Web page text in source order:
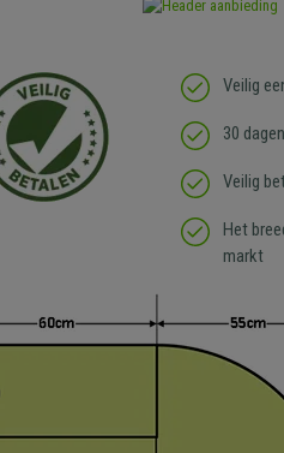
Veilig
30
Veilig
Het
markt